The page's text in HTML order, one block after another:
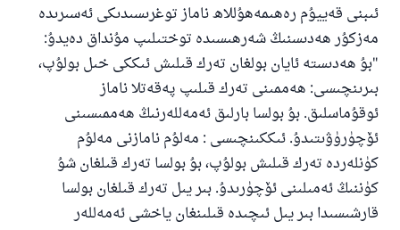
ئىبنى قەييۇم رەھىمەھۇللاھ ناماز توغرىسىدىكى ئەسىرىدە
مەزكۇر ھەدىسنىڭ شەرھىسىدە توختىلىپ مۇنداق دەيدۇ:
"بۇ ھەدىستە ئايان بولغان تەرك قىلىش ئىككى خىل بولۇپ،
بىرىنچىسى: ھەممىنى تەرك قىلىپ پەقەتلا ناماز
ئوقۇماسلىق. بۇ بولسا بارلىق ئەمەللەرنىڭ ھەممىسىنى
ئۆچۈرۈۋىتىدۇ. ئىككىنچىسى : مەلۇم نامازنى مەلۇم
كۈنلەردە تەرك قىلىش بولۇپ، بۇ بولسا تەرك قىلغان شۇ
كۈننىڭ ئەمىلىنى ئۆچۈرىدۇ. بىر يىل تەرك قىلغان بولسا
قارشىسىدا بىر يىل ئىچىدە قىلىنغان ياخشى ئەمەللەر